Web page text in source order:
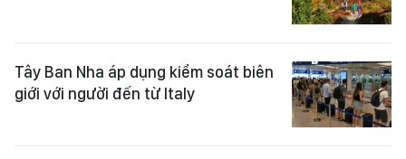
Tây Ban Nha áp dụng kiểm soát biên
giới với người đến từ Italy